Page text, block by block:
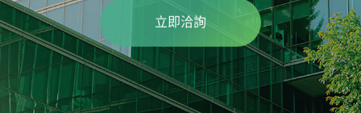
立即洽詢